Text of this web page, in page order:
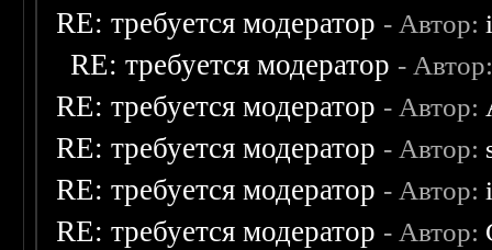
RE: требуется модератор - Автор:
RE: требуется модератор -
RE: требуется модератор - Автор:
RE: требуется модератор - Автор:
RE: требуется модератор - Автор:
RE: требуется модератор - Автор: